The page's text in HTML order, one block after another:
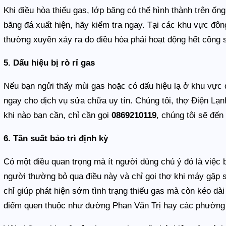
Khi điều hòa thiếu gas, lớp băng có thể hình thành trên
băng đá xuất hiện, hãy kiểm tra ngay. Tại các khu vực
thường xuyên xảy ra do điều hòa phải hoạt động hết công
5. Dấu hiệu bị rò rỉ gas
Nếu bạn ngửi thấy mùi gas hoặc có dấu hiệu lạ ở khu
ngay cho dịch vụ sửa chữa uy tín. Chúng tôi, thợ Điện
khi nào bạn cần, chỉ cần gọi0869210119, chúng tôi sẽ
6. Tần suất bảo trì định kỳ
Có một điều quan trọng mà ít người dùng chú ý đó là việc
người thường bỏ qua điều này và chỉ gọi thợ khi máy
chỉ giúp phát hiện sớm tình trạng thiếu gas mà còn kéo
điểm quen thuộc như đường Phan Văn Trị hay các